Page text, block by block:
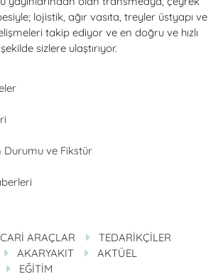
lojistik, ağır vasıta, treyler üstyapı ve
takip ediyor ve en doğru ve hızlı
şekilde sizlere ulaştırıyor.
Durumu ve Fikstür
ARAÇLAR
TEDARİKÇİLER
AKARYAKIT
AKTÜEL
EĞİTİM